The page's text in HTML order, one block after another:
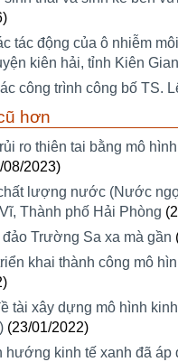
tác động của ô nhiễm
kiên hải, tỉnh Kiên
công trình công bố TS.
hơn
ro thiên tai bằng mô
08/2023)
lượng nước (Nước
Thành phố Hải Phòng
Trường Sa xa mà gần
khai thành công mô
tài xây dựng mô hình
(23/01/2022)
hướng kinh tế xanh đã áp